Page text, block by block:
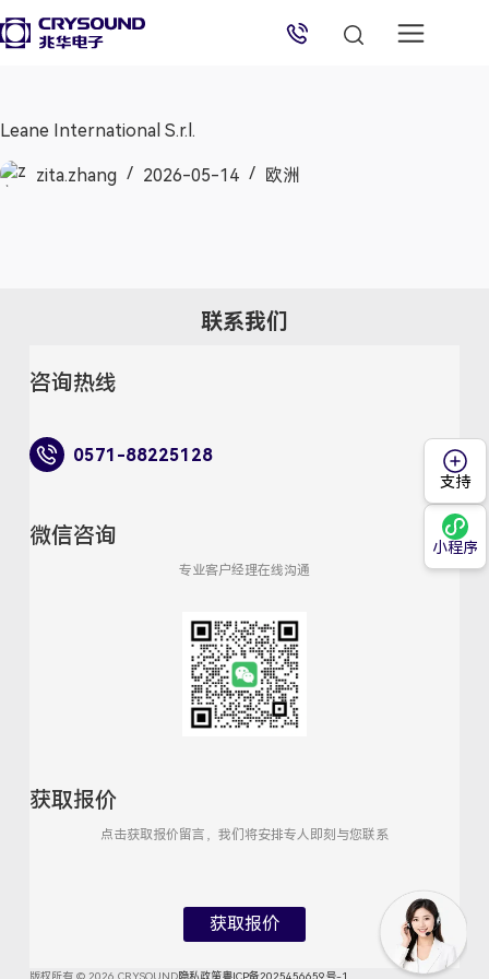
Leane International S.r.l.
zita.zhang 2026-05-14 欧洲
联系我们
咨询热线
0571-88225128
微信咨询
专业客户经理在线沟通
获取报价
点击获取报价留言，我们将安排专人即刻与您联系
获取报价
版权所有 © 2026 CRYSOUND隐私政策粤ICP备2025456659号-1
支持
小程序